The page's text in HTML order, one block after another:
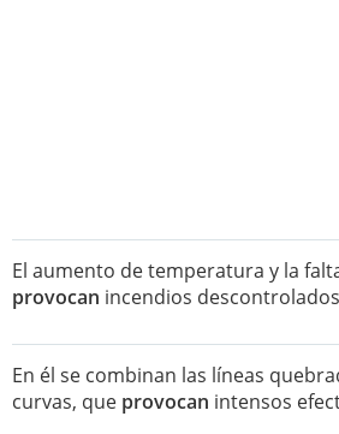
El aumento de temperatura y la
provocan incendios
En él se combinan las líneas
curvas, que provocan intensos